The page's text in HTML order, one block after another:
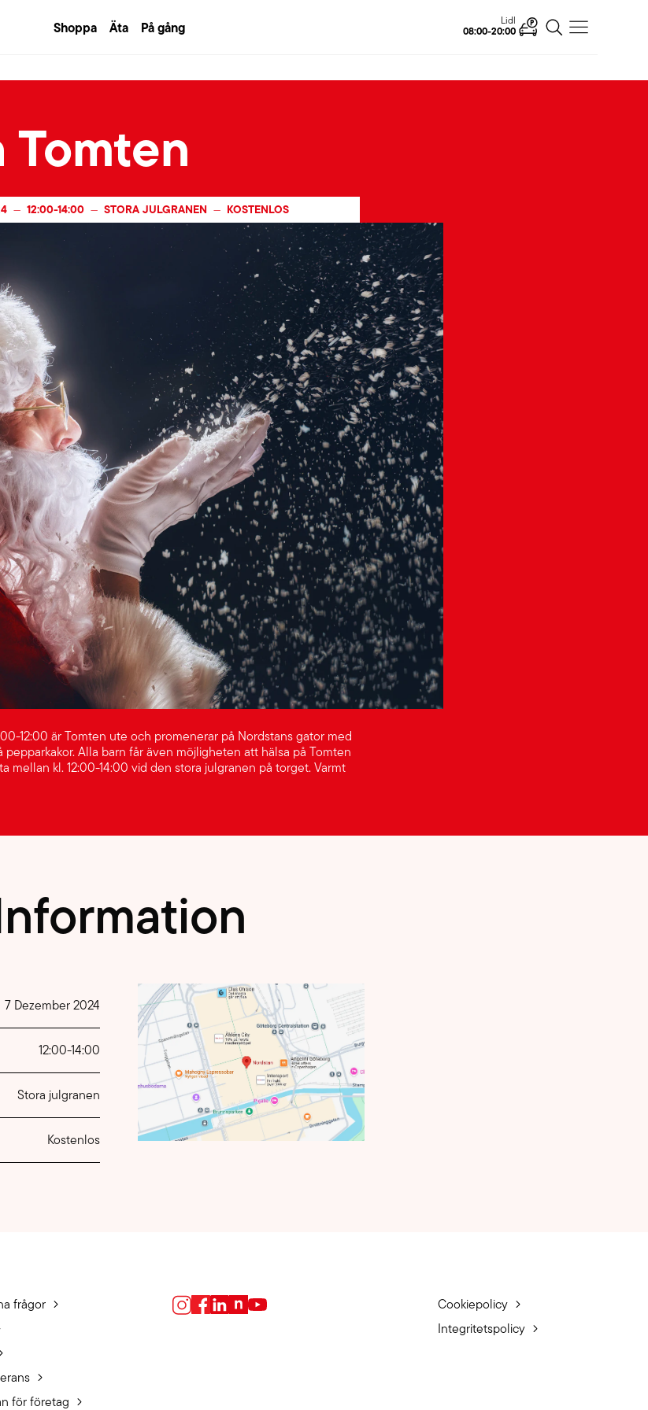
Shoppa Äta På gång Lidl
08:00-20:00
Tomten
— 12:00-14:00 — STORA JULGRANEN — KOSTENLOS
12:00 är Tomten ute och promenerar på Nordstans gator med
pepparkakor. Alla barn får även möjligheten att hälsa på Tomten
mellan kl. 12:00-14:00 vid den stora julgranen på torget. Varmt
7 Dezember 2024
12:00-14:00
Stora julgranen
Kostenlos
frågor
för företag
Cookiepolicy
Integritetspolicy